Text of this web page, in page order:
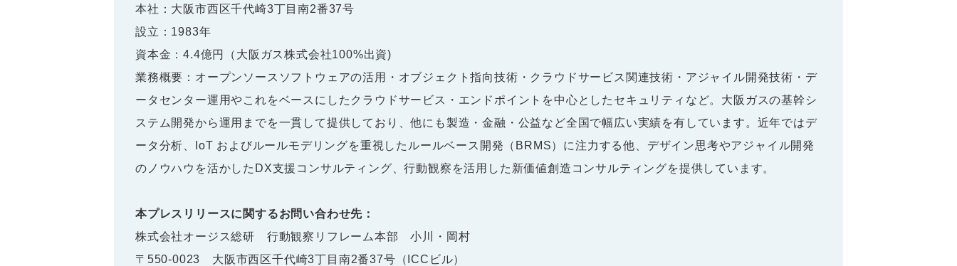
本社：大阪市西区千代崎3丁目南2番37号
設立：1983年
資本金：4.4億円（大阪ガス株式会社100%出資)
業務概要：オープンソースソフトウェアの活用・オブジェクト指向技術・クラウドサービス関連技術・アジャイル開発技術・デ
ータセンター運用やこれをベースにしたクラウドサービス・エンドポイントを中心としたセキュリティなど。大阪ガスの基幹シ
ステム開発から運用までを一貫して提供しており、他にも製造・金融・公益など全国で幅広い実績を有しています。近年ではデ
ータ分析、IoT およびルールモデリングを重視したルールベース開発（BRMS）に注力する他、デザイン思考やアジャイル開発
のノウハウを活かしたDX支援コンサルティング、行動観察を活用した新価値創造コンサルティングを提供しています。
本プレスリリースに関するお問い合わせ先：
株式会社オージス総研 行動観察リフレーム本部 小川・岡村
〒550-0023 大阪市西区千代崎3丁目南2番37号（ICCビル）